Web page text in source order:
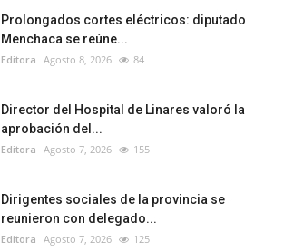
Prolongados cortes eléctricos: diputado
Menchaca se reúne...
Editora Agosto 8, 2026 84
Director del Hospital de Linares valoró la
aprobación del...
Editora Agosto 7, 2026 155
Dirigentes sociales de la provincia se
reunieron con delegado...
Editora Agosto 7, 2026 125